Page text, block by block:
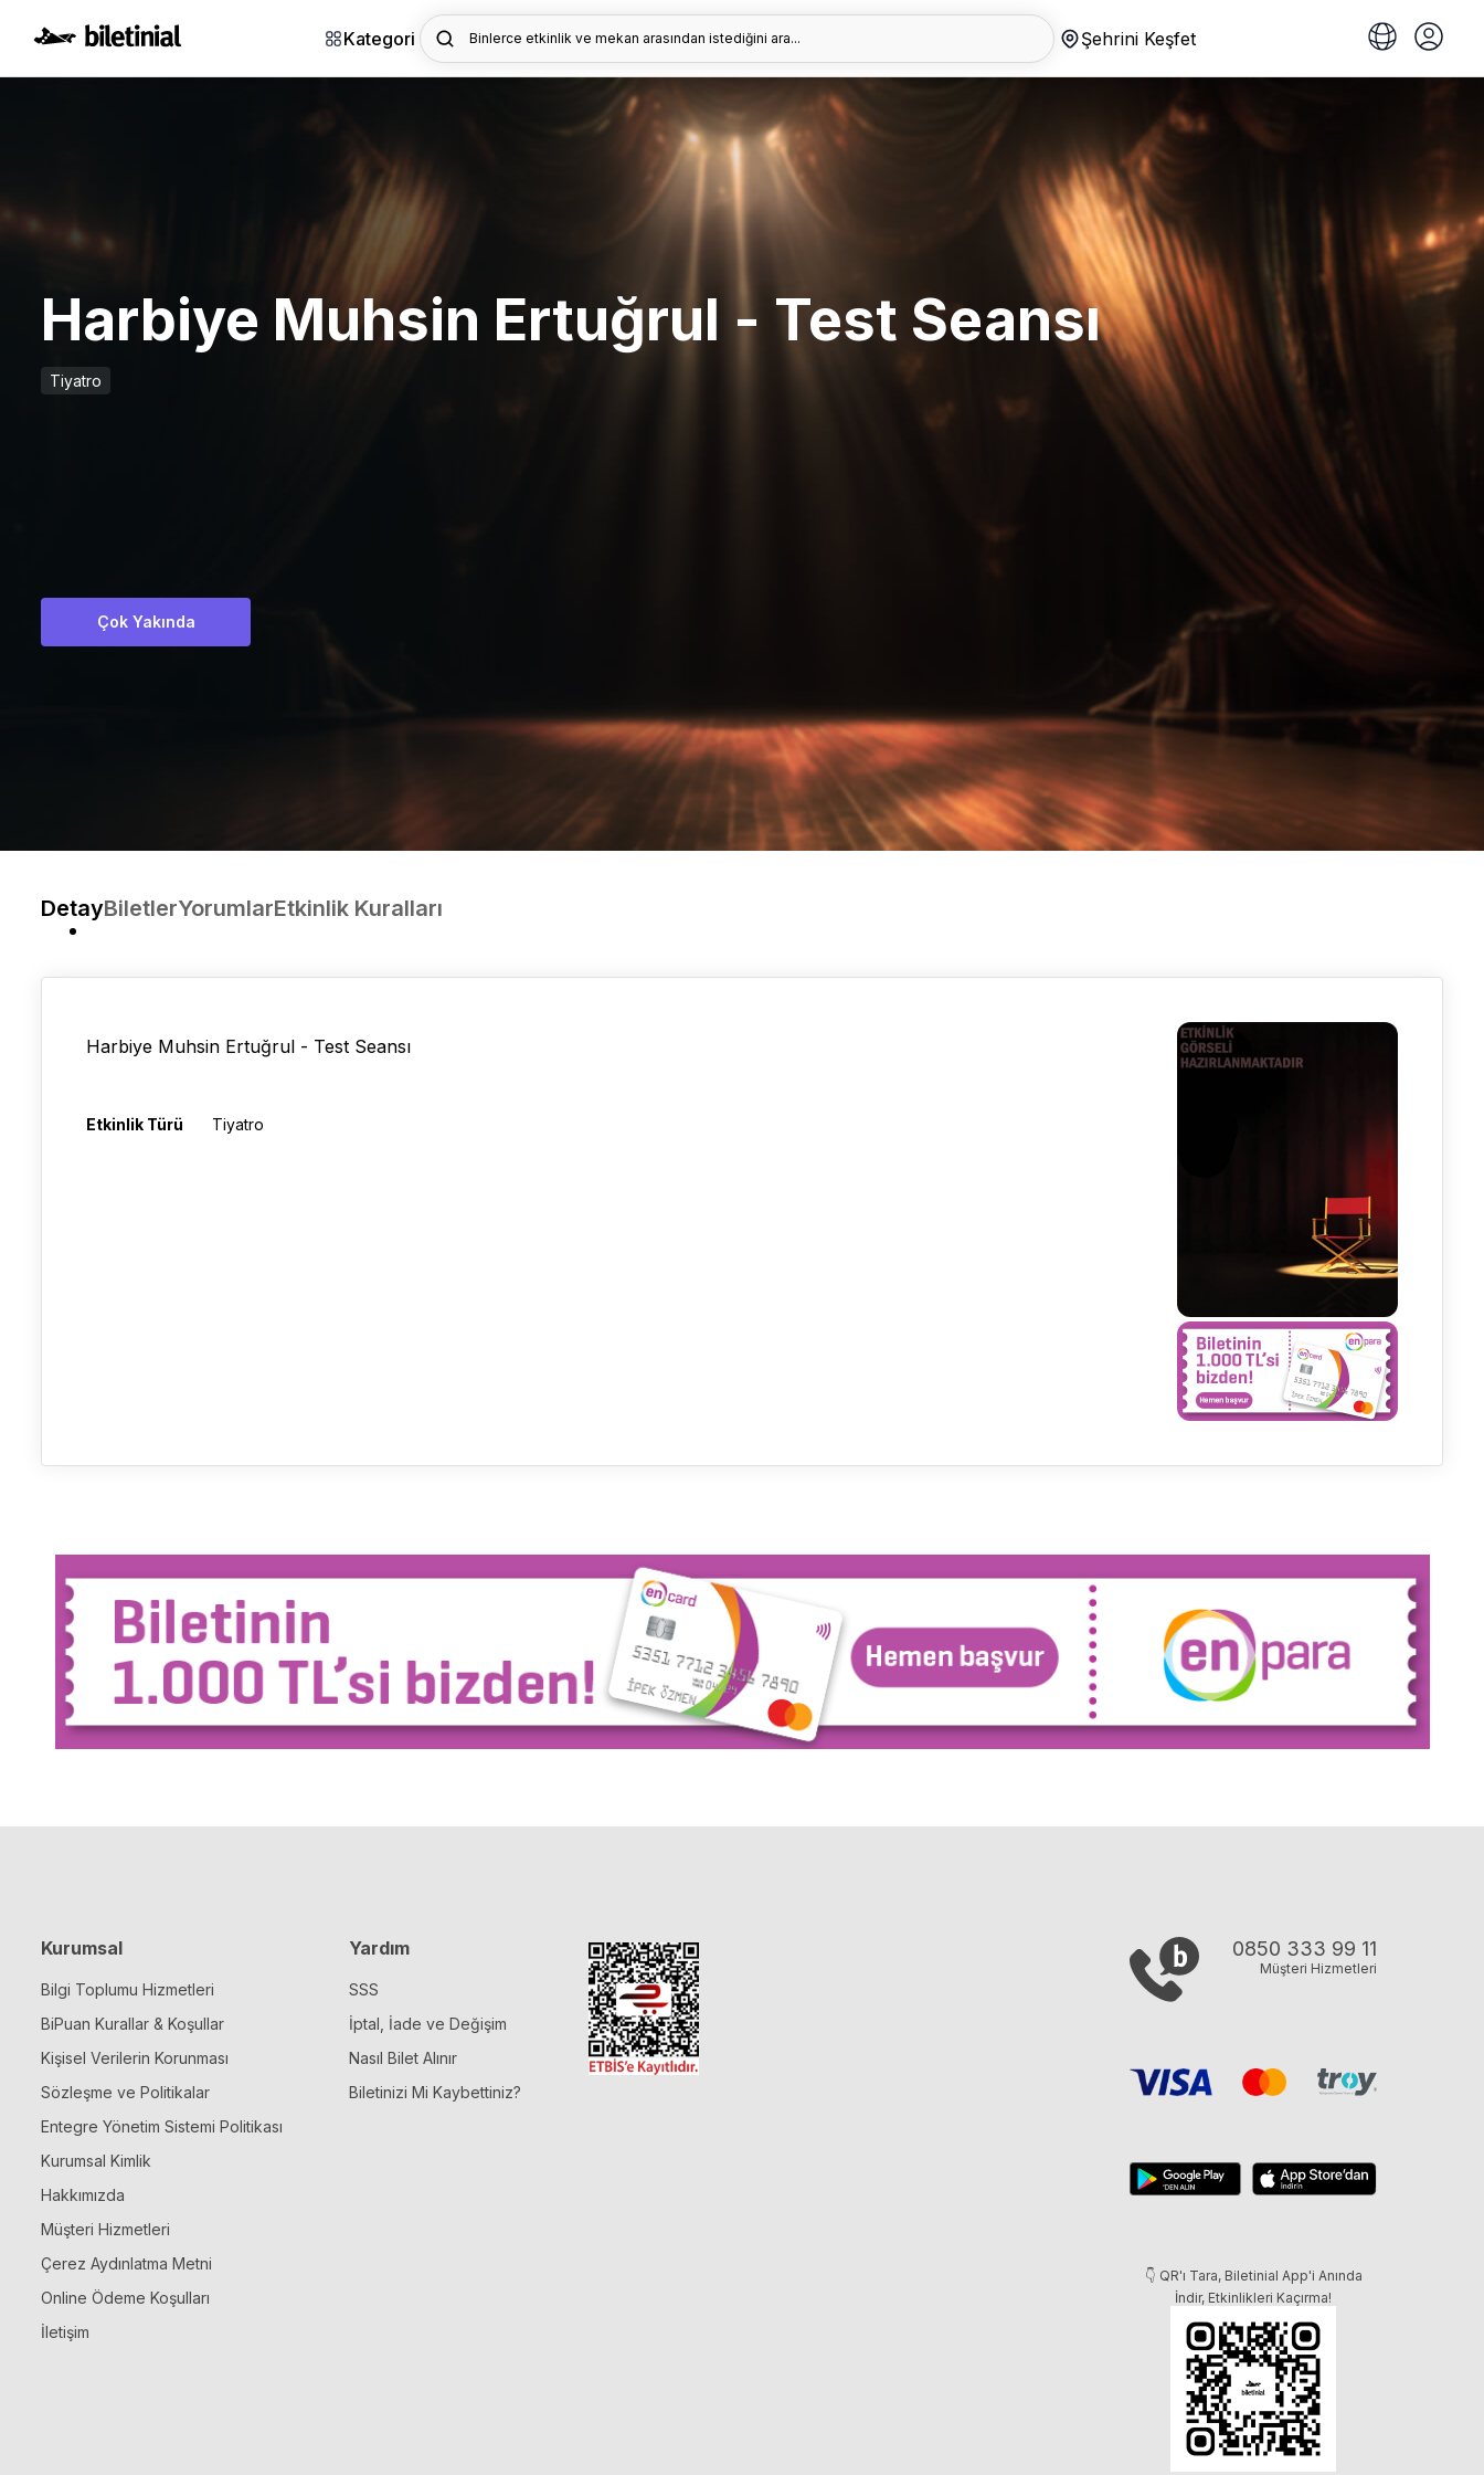
Kategori Binlerce etkinlik ve mekan arasından istediğini ara... Şehrini Keşfet
Harbiye Muhsin Ertuğrul - Test Seansı
Tiyatro
Çok Yakında
DetayBiletlerYorumlarEtkinlik Kuralları
Harbiye Muhsin Ertuğrul - Test Seansı
Etkinlik Türü Tiyatro
Kurumsal
Bilgi Toplumu Hizmetleri
BiPuan Kurallar & Koşullar
Kişisel Verilerin Korunması
Sözleşme ve Politikalar
Entegre Yönetim Sistemi Politikası
Kurumsal Kimlik
Hakkımızda
Müşteri Hizmetleri
Çerez Aydınlatma Metni
Online Ödeme Koşulları
İletişim
Yardım
SSS
İptal, İade ve Değişim
Nasıl Bilet Alınır
Biletinizi Mi Kaybettiniz?
0850 333 99 11
Müşteri Hizmetleri
👇 QR'ı Tara, Biletinial App'i Anında
İndir, Etkinlikleri Kaçırma!